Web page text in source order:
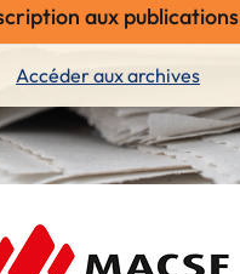
aux publications
Accéder aux archives